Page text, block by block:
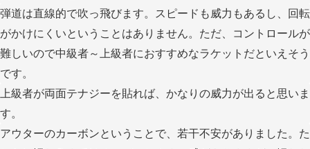
弾道は直線的で吹っ飛びます。スピードも威力もあるし、回転
がかけにくいということはありません。ただ、コントロールが
難しいので中級者～上級者におすすめなラケットだといえそう
です。
上級者が両面テナジーを貼れば、かなりの威力が出ると思いま
す。
アウターのカーボンということで、若干不安がありました。た